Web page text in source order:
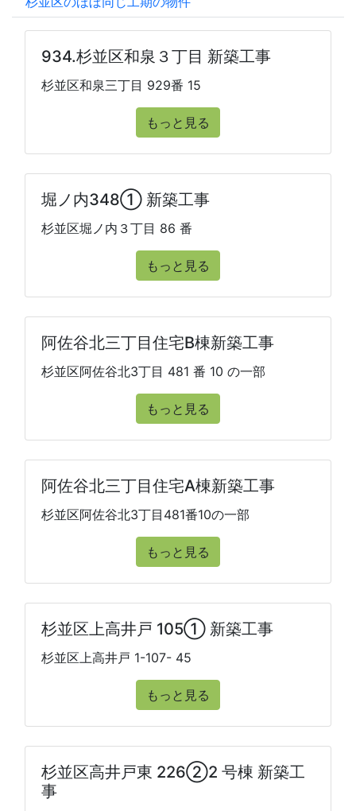
934.杉並区和泉３丁目 新築工事
杉並区和泉三丁目 929番 15
もっと見る
堀ノ内348① 新築工事
杉並区堀ノ内３丁目 86 番
もっと見る
阿佐谷北三丁目住宅B棟新築工事
杉並区阿佐谷北3丁目 481 番 10 の一部
もっと見る
阿佐谷北三丁目住宅A棟新築工事
杉並区阿佐谷北3丁目481番10の一部
もっと見る
杉並区上高井戸 105① 新築工事
杉並区上高井戸 1-107- 45
もっと見る
杉並区高井戸東 226②2 号棟 新築工
事